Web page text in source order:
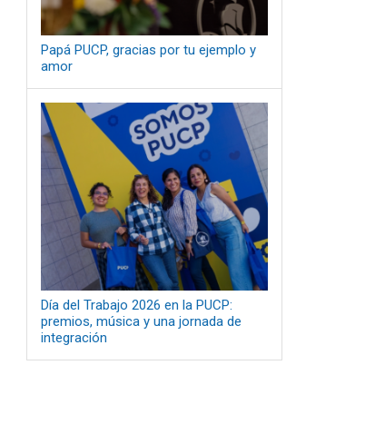
Papá PUCP, gracias por tu ejemplo y
amor
Día del Trabajo 2026 en la PUCP:
premios, música y una jornada de
integración